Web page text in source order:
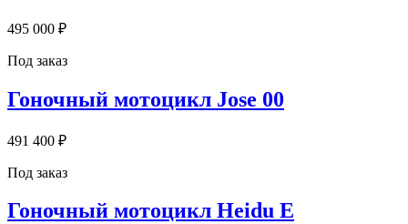
495 000 ₽
Под заказ
Гоночный мотоцикл Jose 00
491 400 ₽
Под заказ
Гоночный мотоцикл Heidu E